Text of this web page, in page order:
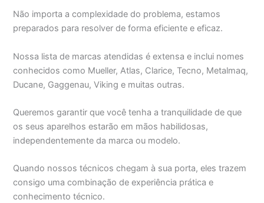
Não importa a complexidade do problema, estamos
preparados para resolver de forma eficiente e eficaz.
Nossa lista de marcas atendidas é extensa e inclui nomes
conhecidos como Mueller, Atlas, Clarice, Tecno, Metalmaq,
Ducane, Gaggenau, Viking e muitas outras.
Queremos garantir que você tenha a tranquilidade de que
os seus aparelhos estarão em mãos habilidosas,
independentemente da marca ou modelo.
Quando nossos técnicos chegam à sua porta, eles trazem
consigo uma combinação de experiência prática e
conhecimento técnico.